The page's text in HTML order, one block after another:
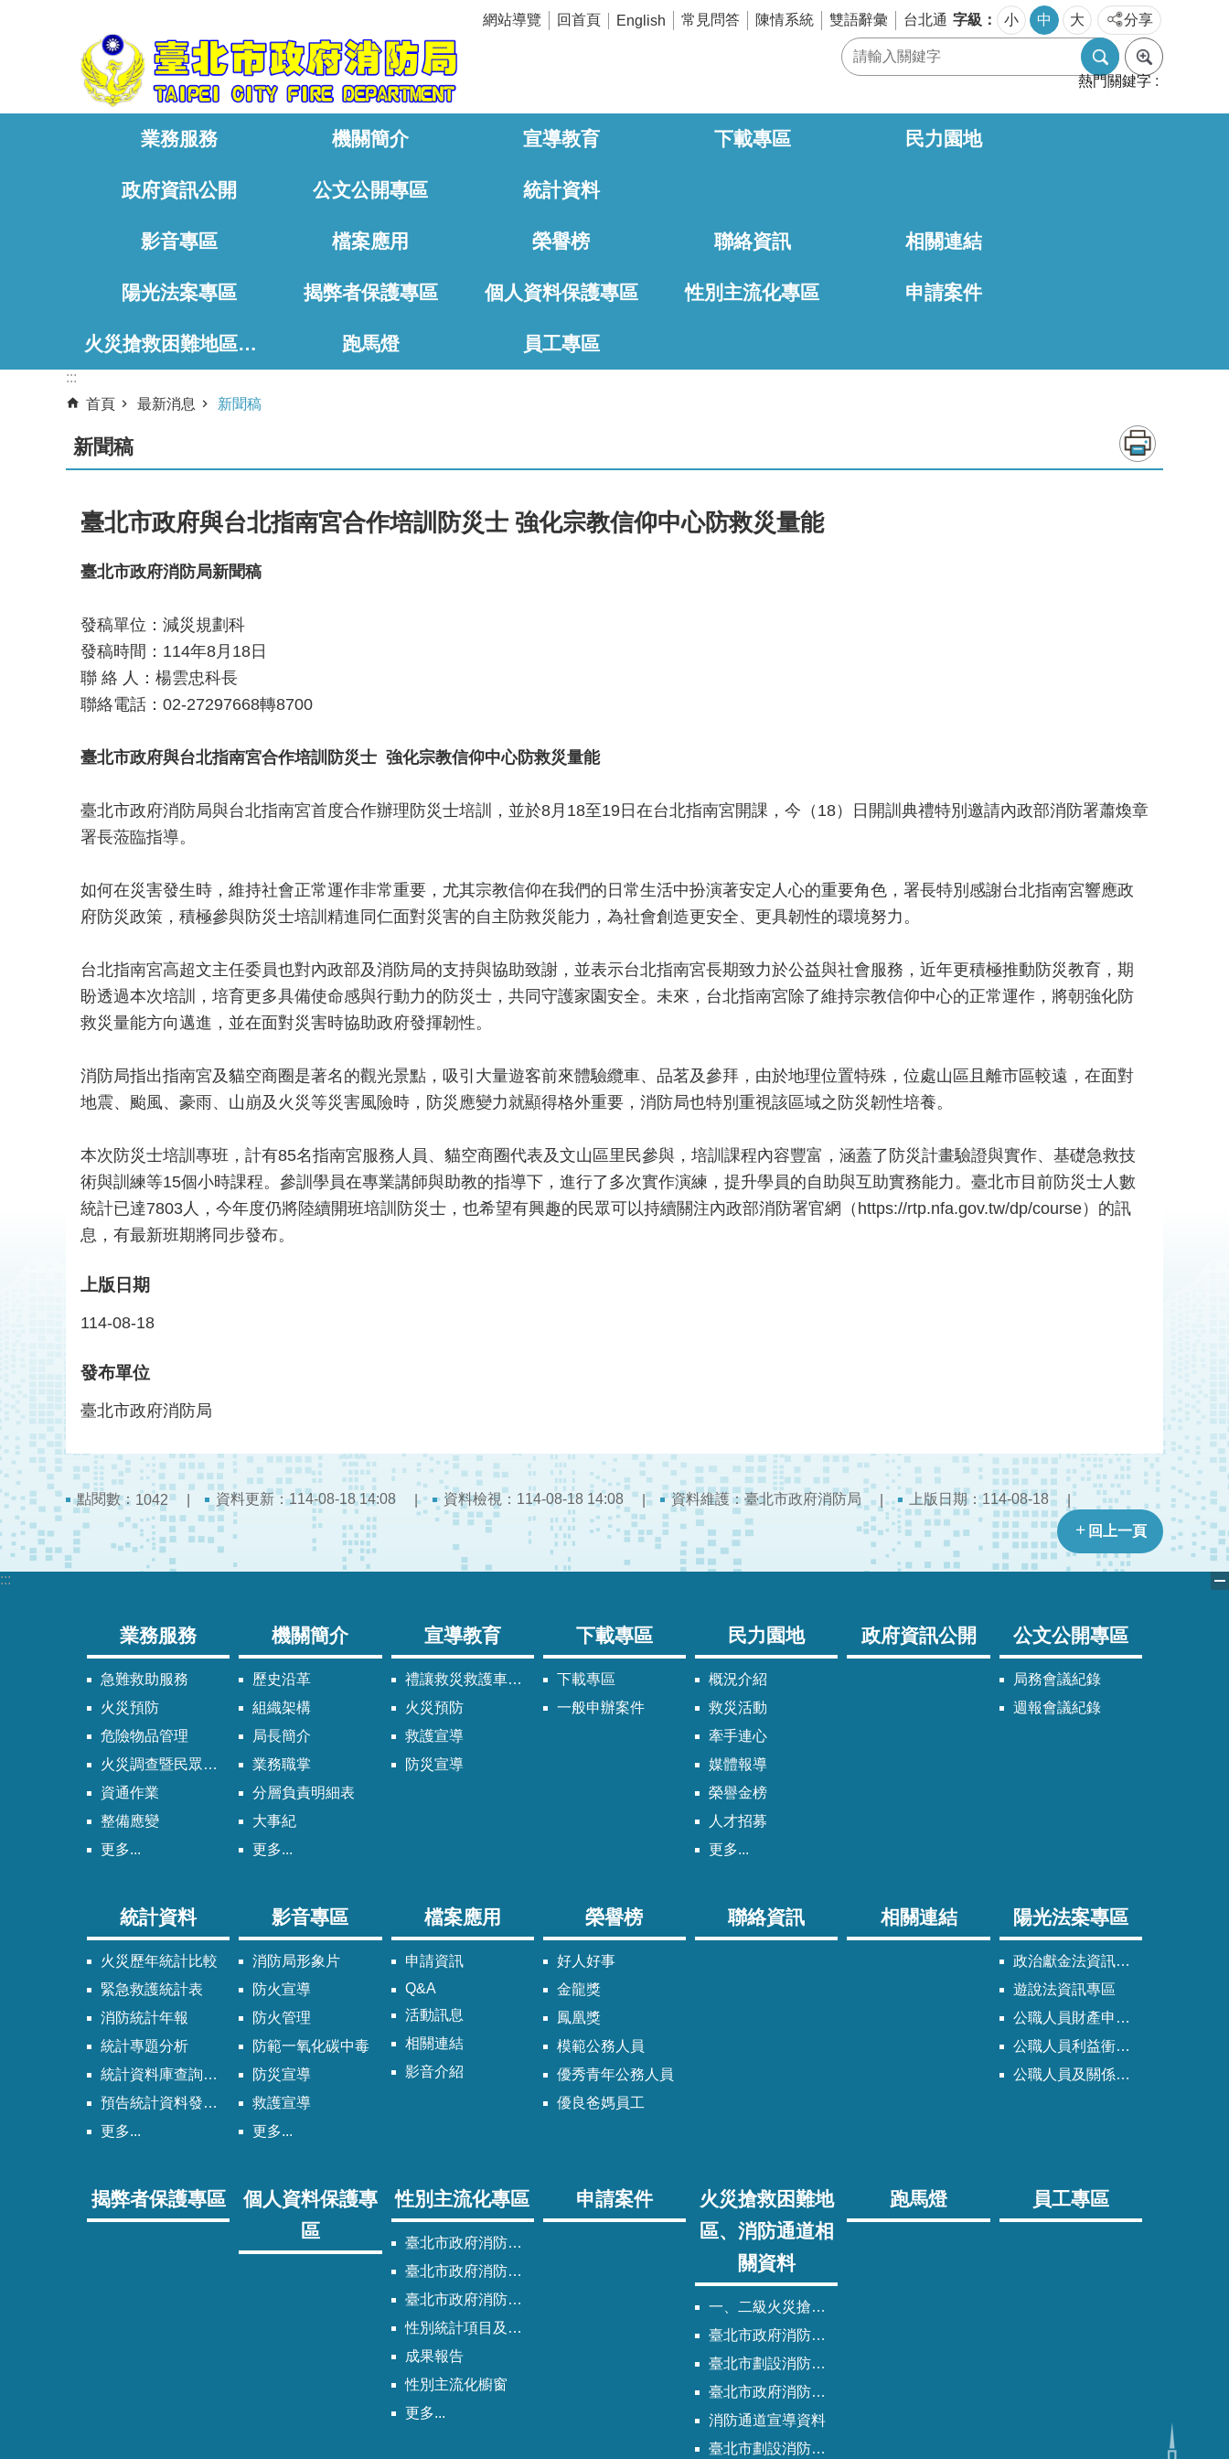
網站導覽 回首頁 English 常見問答 陳情系統 雙語辭彙 台北通 字級 小 中 大 分享
熱門關鍵字
業務服務 機關簡介 宣導教育 下載專區 民力園地
政府資訊公開 公文公開專區 統計資料
影音專區 檔案應用 榮譽榜 聯絡資訊 相關連結
陽光法案專區 揭弊者保護專區 個人資料保護專區 性別主流化專區 申請案件
火災搶救困難地區、消防通道相關資料 跑馬燈 員工專區
:::
首頁
最新消息 新聞稿
新聞稿
臺北市政府與台北指南宮合作培訓防災士 強化宗教信仰中心防救災量能
臺北市政府消防局新聞稿
發稿單位：減災規劃科
發稿時間：114年8月18日
聯 絡 人：楊雲忠科長
聯絡電話：02-27297668轉8700
臺北市政府與台北指南宮合作培訓防災士 強化宗教信仰中心防救災量能
臺北市政府消防局與台北指南宮首度合作辦理防災士培訓，並於8月18至19日在台北指南宮開課，今（18）日開訓典禮特別邀請內政部消防署蕭煥章
署長蒞臨指導。
如何在災害發生時，維持社會正常運作非常重要，尤其宗教信仰在我們的日常生活中扮演著安定人心的重要角色，署長特別感謝台北指南宮響應政
府防災政策，積極參與防災士培訓精進同仁面對災害的自主防救災能力，為社會創造更安全、更具韌性的環境努力。
台北指南宮高超文主任委員也對內政部及消防局的支持與協助致謝，並表示台北指南宮長期致力於公益與社會服務，近年更積極推動防災教育，期
盼透過本次培訓，培育更多具備使命感與行動力的防災士，共同守護家園安全。未來，台北指南宮除了維持宗教信仰中心的正常運作，將朝強化防
救災量能方向邁進，並在面對災害時協助政府發揮韌性。
消防局指出指南宮及貓空商圈是著名的觀光景點，吸引大量遊客前來體驗纜車、品茗及參拜，由於地理位置特殊，位處山區且離市區較遠，在面對
地震、颱風、豪雨、山崩及火災等災害風險時，防災應變力就顯得格外重要，消防局也特別重視該區域之防災韌性培養。
本次防災士培訓專班，計有85名指南宮服務人員、貓空商圈代表及文山區里民參與，培訓課程內容豐富，涵蓋了防災計畫驗證與實作、基礎急救技
術與訓練等15個小時課程。參訓學員在專業講師與助教的指導下，進行了多次實作演練，提升學員的自助與互助實務能力。臺北市目前防災士人數
統計已達7803人，今年度仍將陸續開班培訓防災士，也希望有興趣的民眾可以持續關注內政部消防署官網（https://rtp.nfa.gov.tw/dp/course）的訊
息，有最新班期將同步發布。
上版日期
114-08-18
發布單位
臺北市政府消防局
點閱數： 1042 資料更新：114-08-18 14:08 資料檢視：114-08-18 14:08 資料維護：臺北市政府消防局 上版日期：114-08-18
回上一頁
:::
業務服務
急難救助服務
火災預防
危險物品管理
火災調查暨民眾申請服務
資通作業
整備應變
更多...
機關簡介
歷史沿革
組織架構
局長簡介
業務職掌
分層負責明細表
大事紀
更多...
宣導教育
禮讓救災救護車輛須知
火災預防
救護宣導
防災宣導
下載專區
下載專區
一般申辦案件
民力園地
概況介紹
救災活動
牽手連心
媒體報導
榮譽金榜
人才招募
更多...
政府資訊公開 公文公開專區
局務會議紀錄
週報會議紀錄
統計資料
火災歷年統計比較
緊急救護統計表
消防統計年報
統計專題分析
統計資料庫查詢系統
預告統計資料發布時間表
更多...
影音專區
消防局形象片
防火宣導
防火管理
防範一氧化碳中毒
防災宣導
救護宣導
更多...
檔案應用
申請資訊
Q&A
活動訊息
相關連結
影音介紹
榮譽榜
好人好事
金龍獎
鳳凰獎
模範公務人員
優秀青年公務人員
優良爸媽員工
聯絡資訊 相關連結 陽光法案專區
政治獻金法資訊專區
遊說法資訊專區
公職人員財產申報法資訊專區
公職人員利益衝突迴避法資訊專區
公職人員及關係人身分關係公開專區
揭弊者保護專區
個人資料保護專
區
性別主流化專區
臺北市政府消防局性別主流化實施計畫
臺北市政府消防局性別平等專案小組委員名單
臺北市政府消防局歷次性別平等專案小組會議紀錄
性別統計項目及指標
成果報告
性別主流化櫥窗
更多...
申請案件
火災搶救困難地
區、消防通道相
關資料
一、二級火災搶救困難地區
臺北市政府消防局劃設消防通道清冊
臺北市劃設消防通道Q&A
臺北市政府消防通道劃設及管理作業程序
消防通道宣導資料
臺北市劃設消防通道說帖
跑馬燈 員工專區